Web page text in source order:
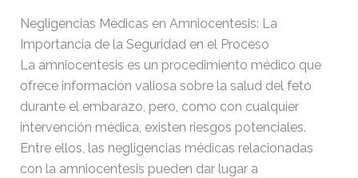
Negligencias Médicas en Amniocentesis: La
Importancia de la Seguridad en el Proceso
La amniocentesis es un procedimiento médico que
ofrece información valiosa sobre la salud del feto
durante el embarazo, pero, como con cualquier
intervención médica, existen riesgos potenciales.
Entre ellos, las negligencias médicas relacionadas
con la amniocentesis pueden dar lugar a